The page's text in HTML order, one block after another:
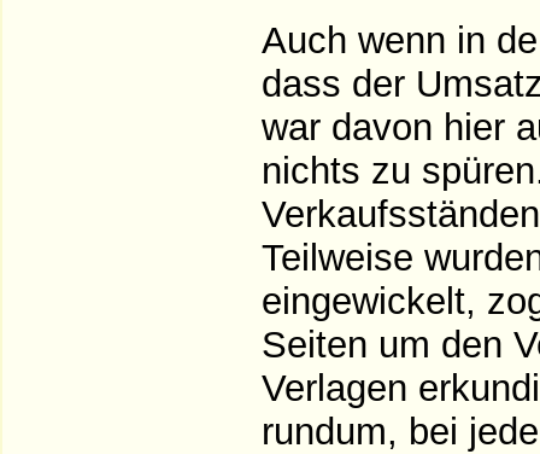
Auch wenn in
dass der
war davon hier
nichts zu
Teilweise
eingewickelt,
Seiten um den
Verlagen
rundum, bei